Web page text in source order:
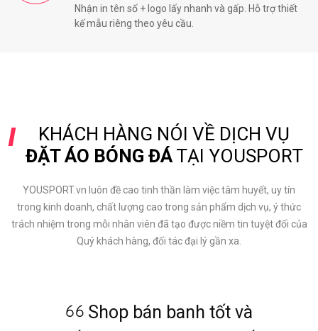
Nhận in tên số + logo lấy nhanh và gấp. Hỗ trợ thiết
kế mẫu riêng theo yêu cầu.
KHÁCH HÀNG NÓI VỀ DỊCH VỤ
ĐẶT ÁO BÓNG ĐÁTẠI YOUSPORT
YOUSPORT.vn luôn đề cao tinh thần làm việc tâm huyết, uy tín
trong kinh doanh, chất lượng cao trong sản phẩm dịch vụ, ý thức
trách nhiệm trong mỗi nhân viên đã tạo được niềm tin tuyệt đối của
Quý khách hàng, đối tác đại lý gần xa.
Shop bán banh tốt và
Cửa hàng trưng bày đẹp,
Thân thiện, hàng tốt và
Đã từng đặt ở đây, giá cả
Shop giá rất tốt, mẫu mã